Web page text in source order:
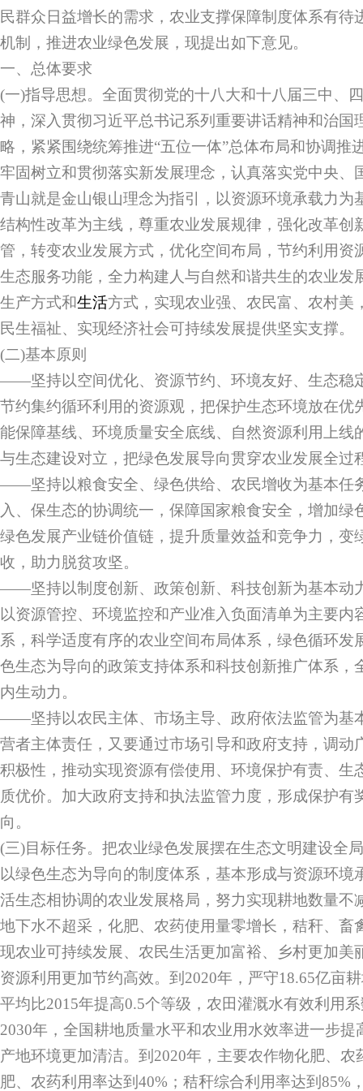
民群众日益增长的需求，农业支撑保障制度体系有待
机制，推进农业绿色发展，现提出如下意见。
一、总体要求
(一)指导思想。全面贯彻党的十八大和十八届三中、
神，深入贯彻习近平总书记系列重要讲话精神和治国
略，紧紧围绕统筹推进“五位一体”总体布局和协调推
牢固树立和贯彻落实新发展理念，认真落实党中央、
青山就是金山银山理念为指引，以资源环境承载力为
结构性改革为主线，尊重农业发展规律，强化改革创
管，转变农业发展方式，优化空间布局，节约利用资
生态服务功能，全力构建人与自然和谐共生的农业发
生产方式和生活方式，实现农业强、农民富、农村美
民生福祉、实现经济社会可持续发展提供坚实支撑。
(二)基本原则
——坚持以空间优化、资源节约、环境友好、生态稳
节约集约循环利用的资源观，把保护生态环境放在优
能保障基线、环境质量安全底线、自然资源利用上线
与生态建设对立，把绿色发展导向贯穿农业发展全过
——坚持以粮食安全、绿色供给、农民增收为基本任
入、保生态的协调统一，保障国家粮食安全，增加绿
绿色发展产业链价值链，提升质量效益和竞争力，变
收，助力脱贫攻坚。
——坚持以制度创新、政策创新、科技创新为基本动
以资源管控、环境监控和产业准入负面清单为主要内
系，科学适度有序的农业空间布局体系，绿色循环发
色生态为导向的政策支持体系和科技创新推广体系，
内生动力。
——坚持以农民主体、市场主导、政府依法监管为基
营者主体责任，又要通过市场引导和政府支持，调动
积极性，推动实现资源有偿使用、环境保护有责、生
质优价。加大政府支持和执法监管力度，形成保护有
向。
(三)目标任务。把农业绿色发展摆在生态文明建设全
以绿色生态为导向的制度体系，基本形成与资源环境
活生态相协调的农业发展格局，努力实现耕地数量不
地下水不超采，化肥、农药使用量零增长，秸秆、畜
现农业可持续发展、农民生活更加富裕、乡村更加美
资源利用更加节约高效。到2020年，严守18.65亿亩
平均比2015年提高0.5个等级，农田灌溉水有效利用
2030年，全国耕地质量水平和农业用水效率进一步提
产地环境更加清洁。到2020年，主要农作物化肥、
肥、农药利用率达到40%；秸秆综合利用率达到85%